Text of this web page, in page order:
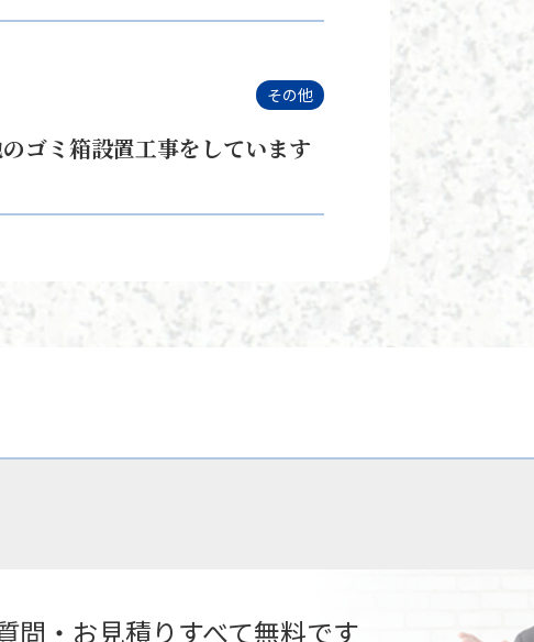
その他
ゴミ箱設置工事をしています
問・お見積りすべて無料です